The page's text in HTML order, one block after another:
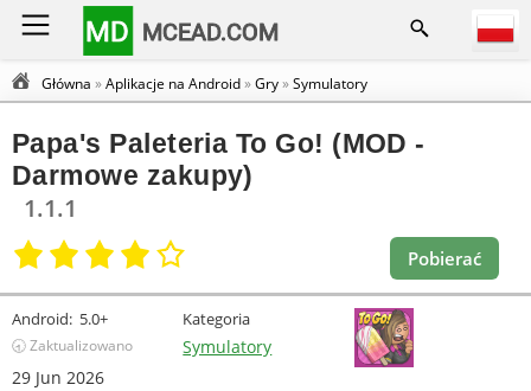
MD MCEAD.COM
Główna »Aplikacje na Android»Gry»Symulatory
Papa's Paleteria To Go! (MOD -
Darmowe zakupy)
1.1.1
Pobierać
Android: 5.0+
🕣 Zaktualizowano
29 Jun 2026
Kategoria
Symulatory